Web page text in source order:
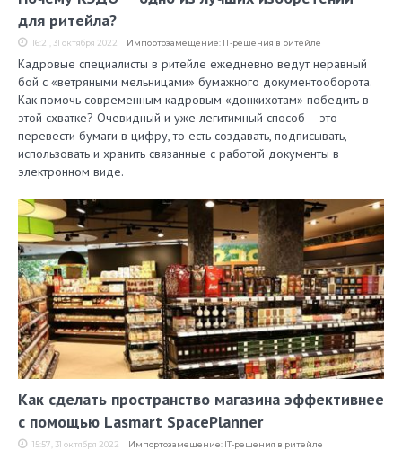
для ритейла?
16:21, 31 октября 2022 Импортозамещение: IT-решения в ритейле
Кадровые специалисты в ритейле ежедневно ведут неравный
бой с «ветряными мельницами» бумажного документооборота.
Как помочь современным кадровым «донкихотам» победить в
этой схватке? Очевидный и уже легитимный способ – это
перевести бумаги в цифру, то есть создавать, подписывать,
использовать и хранить связанные с работой документы в
электронном виде.
Как сделать пространство магазина эффективнее
с помощью Lasmart SpacePlanner
15:57, 31 октября 2022 Импортозамещение: IT-решения в ритейле